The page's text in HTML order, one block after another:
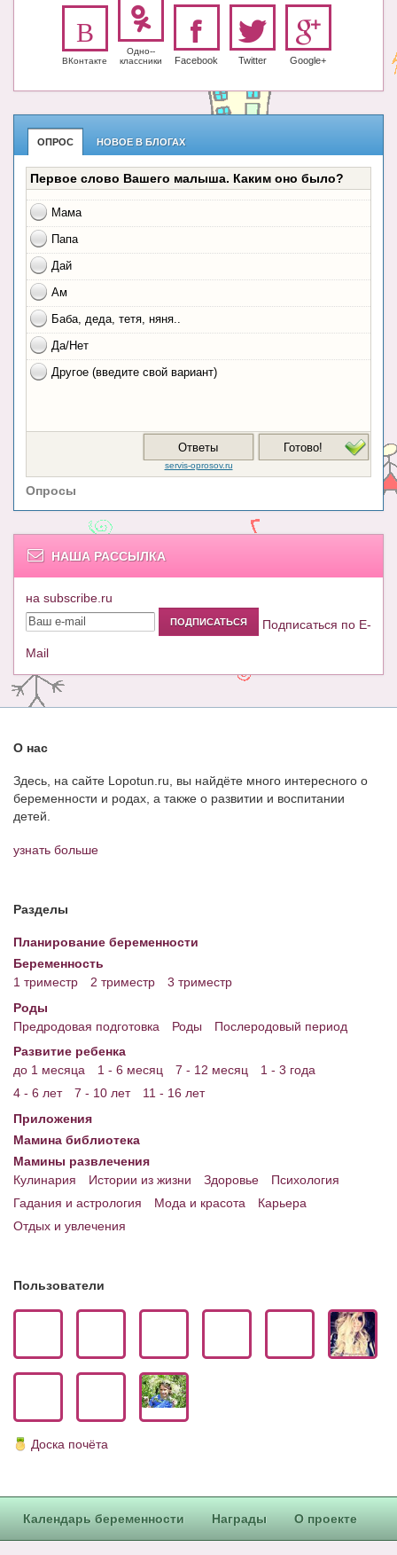
ВКонтакте
Одно-­
класс­ники
Facebook Twitter Google+
ОПРОС НОВОЕ В БЛОГАХ
Опросы
НАША РАССЫЛКА
на subscribe.ru
Подписаться по E-
Mail
О нас
Здесь, на сайте Lopotun.ru, вы найдёте много интересного о
беременности и родах, а также о развитии и воспитании
детей.
узнать больше
Разделы
Планирование беременности
Беременность
1 триместр
2 триместр
3 триместр
Роды
Предродовая подготовка
Роды
Послеродовый период
Развитие ребенка
до 1 месяца
1 - 6 месяц 7 - 12 месяц
1 - 3 года
4 - 6 лет
7 - 10 лет
11 - 16 лет
Приложения
Мамина библиотека
Мамины развлечения
Кулинария
Истории из жизни Здоровье
Психология
Гадания и астрология
Мода и красота
Карьера
Отдых и увлечения
Пользователи
Доска почёта
Календарь беременности Награды О проекте